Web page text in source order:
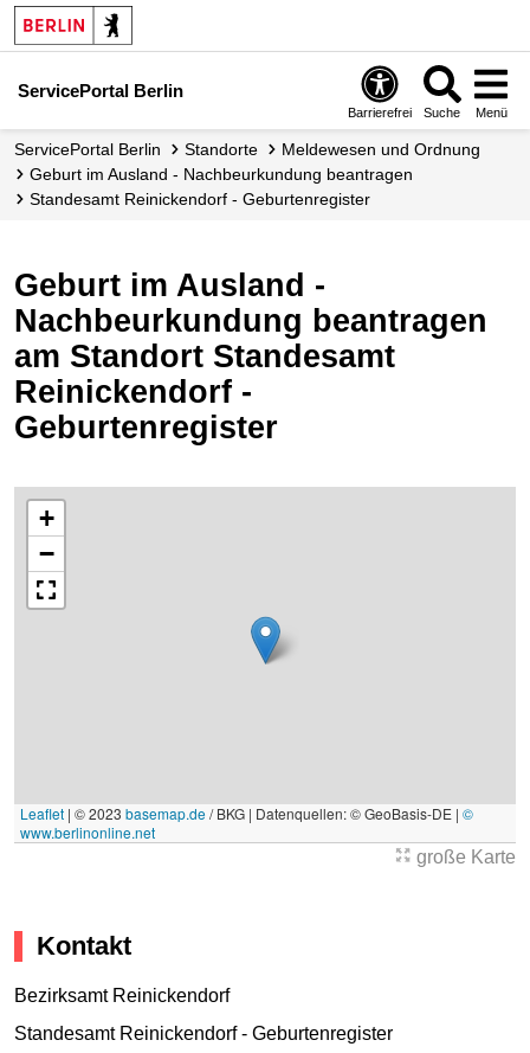
ServicePortal Berlin
Barrierefrei Suche Menü
ServicePortal Berlin Standorte
Meldewesen und Ordnung
Geburt im Ausland - Nachbeurkundung beantragen
Standesamt Reinickendorf - Geburtenregister
Geburt im Ausland -
Nachbeurkundung beantragen
am Standort Standesamt
Reinickendorf -
Geburtenregister
+
−
Leaflet | © 2023 basemap.de/ BKG | Datenquellen: © GeoBasis-DE | ©
www.berlinonline.net
große Karte
Kontakt
Bezirksamt Reinickendorf
Standesamt Reinickendorf - Geburtenregister